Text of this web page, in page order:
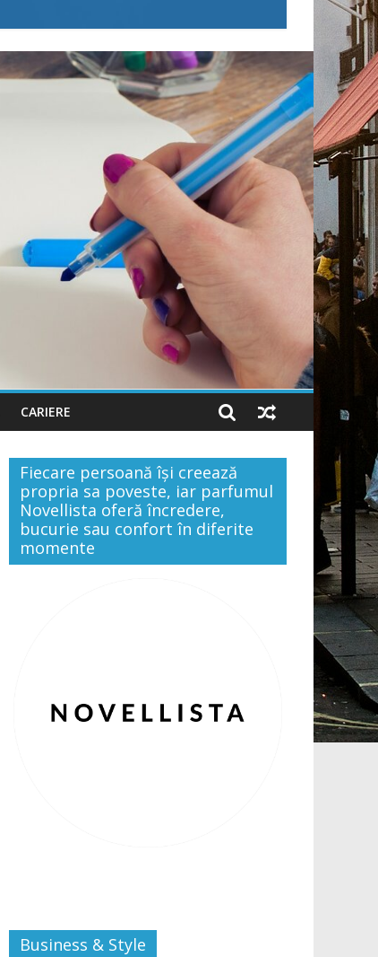
CARIERE
Fiecare persoană își creează
propria sa poveste, iar parfumul
Novellista oferă încredere,
bucurie sau confort în diferite
momente
Business & Style